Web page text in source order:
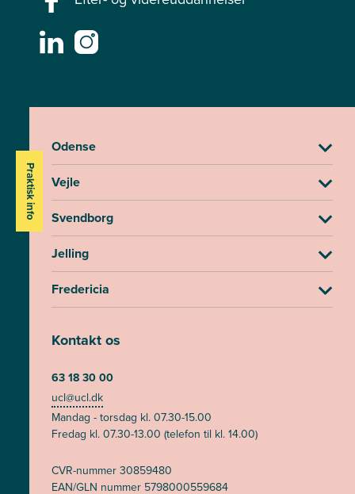
Praktisk info
Odense
Vejle
Svendborg
Jelling
Fredericia
Kontakt os
63 18 30 00
ucl@ucl.dk
Mandag - torsdag kl. 07.30-15.00
Fredag kl. 07.30-13.00 (telefon til kl. 14.00)
CVR-nummer 30859480
EAN/GLN nummer 5798000559684